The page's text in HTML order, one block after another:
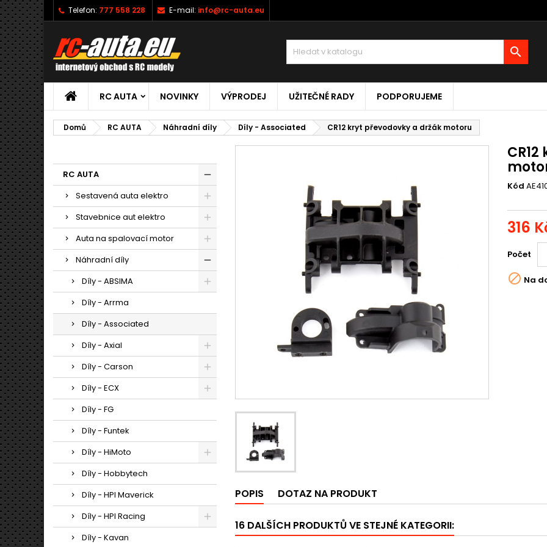
Telefon: 777 558 228 E-mail: info@rc-auta.eu

RC AUTA NOVINKY VÝPRODEJ UŽITEČNÉ RADY PODPORUJEME
Domů RC AUTA Náhradní díly Díly - Associated CR12 kryt převodovky a držák motoru
RC AUTA
Sestavená auta elektro
Stavebnice aut elektro
Auta na spalovací motor
Náhradní díly
Díly - ABSIMA
Díly - Arrma
Díly - Associated
Díly - Axial
Díly - Carson
Díly - ECX
Díly - FG
Díly - Funtek
Díly - HiMoto
Díly - Hobbytech
Díly - HPI Maverick
Díly - HPI Racing
Díly - Kavan
Kód
316
Počet
 Na
POPIS DOTAZ NA PRODUKT
16 DALŠÍCH PRODUKTŮ VE STEJNÉ KATEGORII: